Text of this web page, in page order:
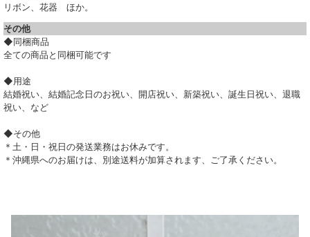
リボン、花器 ほか。
その他
◆同梱商品
全ての商品と同梱可能です
◆用途
結婚祝い、結婚記念日のお祝い、開店祝い、新築祝い、誕生日祝い、退職
祝い、など
◆その他
＊土・日・祝日の発送業務はお休みです。
＊沖縄県へのお届けは、別途送料が加算されます、ご了承ください。